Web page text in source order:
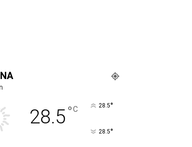
28.5°C 28.5°
28.5°